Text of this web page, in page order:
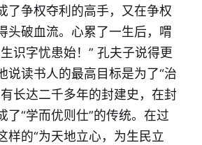
了争权夺利的高手，又在争权
头破血流。心累了一生后，喟
识字忧患始！” 孔夫子说得更
说读书人的最高目标是为了“治
长达二千多年的封建史，在封
了“学而优则仕”的传统。在过
样的“为天地立心，为生民立